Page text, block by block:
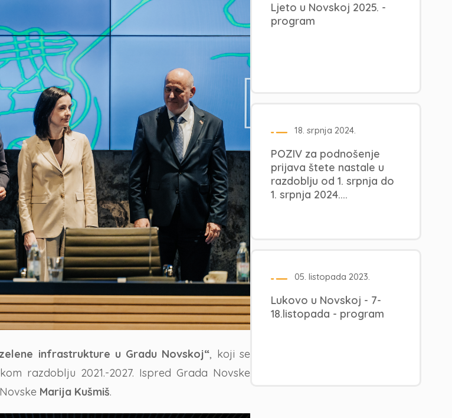
infrastrukture u Gradu Novskoj“, koji se
razdoblju 2021.-2027. Ispred Grada Novske
Marija Kušmiš.
Ljeto u Novskoj 2025. -
program
18. srpnja 2024.
POZIV za podnošenje
prijava štete nastale u
razdoblju od 1. srpnja do
1. srpnja 2024....
05. listopada 2023.
Lukovo u Novskoj - 7-
18.listopada - program